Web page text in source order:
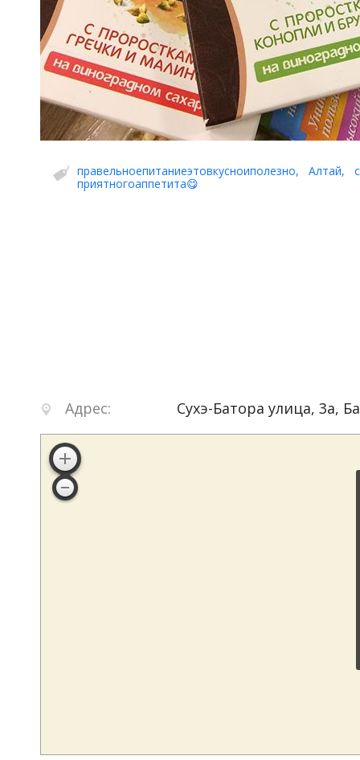
правельноепитаниеэтовкусноиполезно, Алтай,
приятногоаппетита😋
Адрес: Сухэ-Батора улица, 3а,